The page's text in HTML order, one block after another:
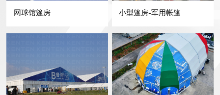
网球馆篷房 小型篷房-军用帐篷